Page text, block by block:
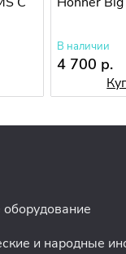
В наличии
4 700 р.
оборудование
и народные